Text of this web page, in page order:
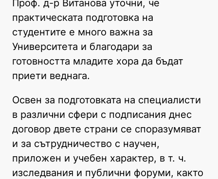
Проф. д-р Витанова уточни, че
практическата подготовка на
студентите е много важна за
Университета и благодари за
готовността младите хора да бъдат
приети веднага.
Освен за подготовката на специалисти
в различни сфери с подписания днес
договор двете страни се споразумяват
и за сътрудничество с научен,
приложен и учебен характер, в т. ч.
изследвания и публични форуми, както